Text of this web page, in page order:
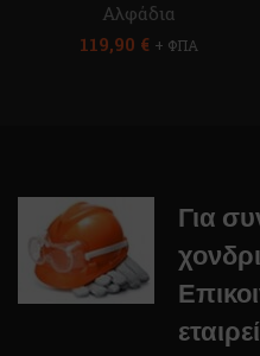
Αλφάδια
119,90 € + ΦΠΑ
Για